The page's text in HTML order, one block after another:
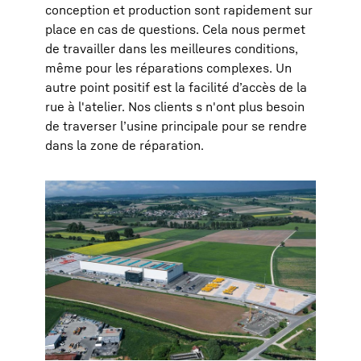
conception et production sont rapidement sur
place en cas de questions. Cela nous permet
de travailler dans les meilleures conditions,
même pour les réparations complexes. Un
autre point positif est la facilité d’accès de la
rue à l'atelier. Nos clients s n'ont plus besoin
de traverser l’usine principale pour se rendre
dans la zone de réparation.